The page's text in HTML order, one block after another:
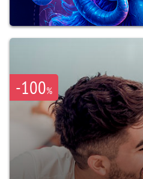
-100%